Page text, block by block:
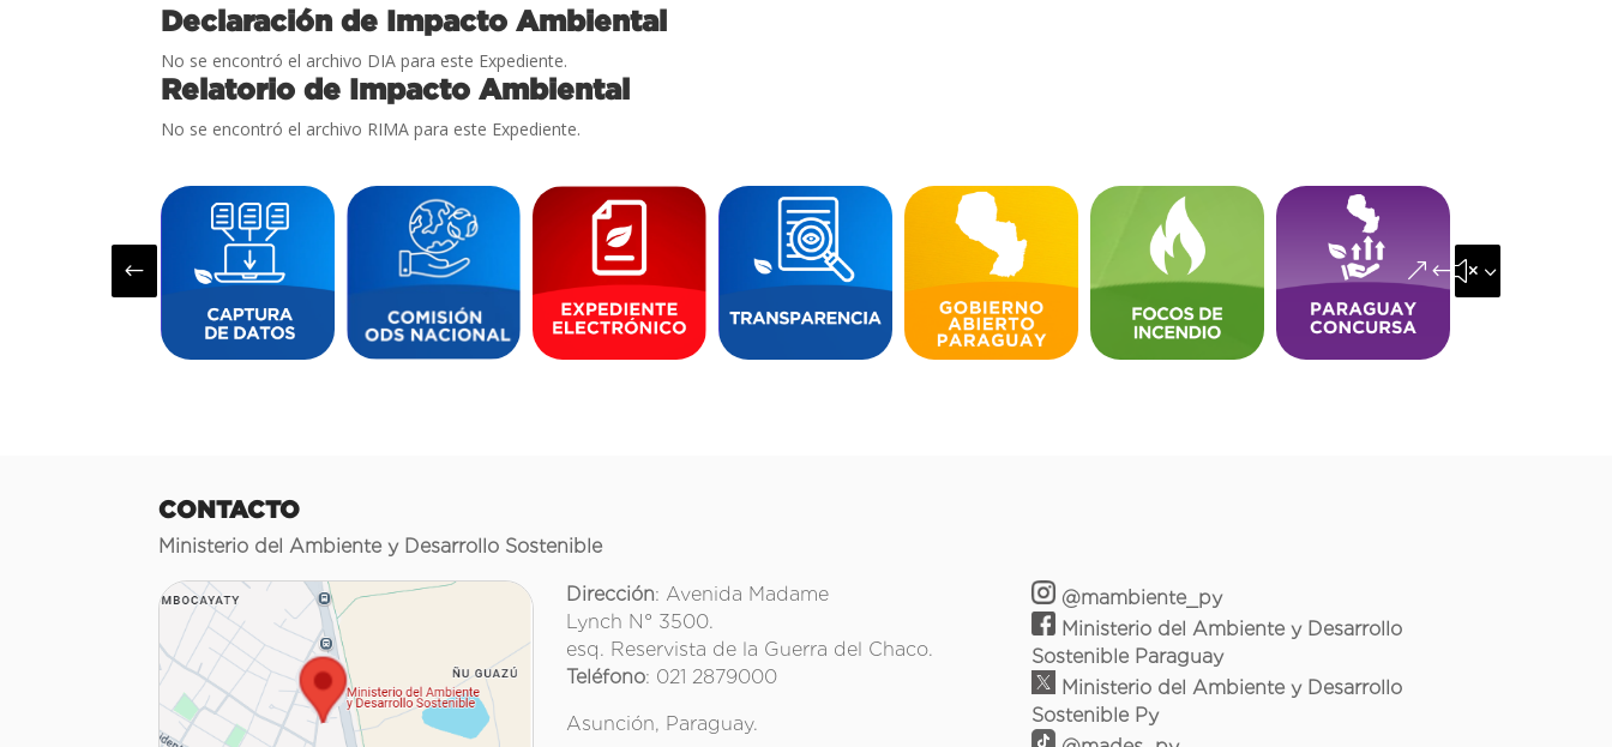
Declaración de Impacto Ambiental
No se encontró el archivo DIA para este Expediente.
Relatorio de Impacto Ambiental
No se encontró el archivo RIMA para este Expediente.
# &#x35;
CONTACTO
Ministerio del Ambiente y Desarrollo Sostenible
Dirección: Avenida Madame
Lynch N° 3500.
esq. Reservista de la Guerra del Chaco.
Teléfono: 021 2879000
Asunción, Paraguay.
@mambiente_py
Ministerio del Ambiente y Desarrollo
Sostenible Paraguay
Ministerio del Ambiente y Desarrollo
Sostenible Py